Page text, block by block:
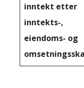
inntekt etter
inntekts-,
eiendoms- og